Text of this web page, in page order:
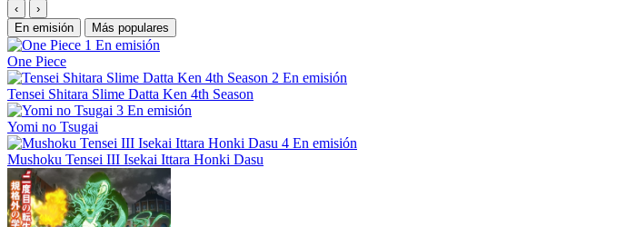
‹
›
En emisión
Más populares
1 En emisión
One Piece
2 En emisión
Tensei Shitara Slime Datta Ken 4th Season
3 En emisión
Yomi no Tsugai
4 En emisión
Mushoku Tensei III Isekai Ittara Honki Dasu